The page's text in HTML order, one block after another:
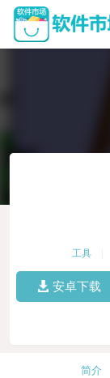
工具
安卓下载
简介